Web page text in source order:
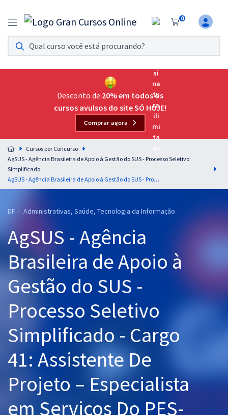
0
Assinatura Ilimitada 11
Acesso a todos os cursos. Teste grátis por 7 dias!
Assinatura OAB Até Passar
Acesso ilimitado a toda preparação para o Exame da
Residências Multiprofissionais
Preparação completa e intensiva para as principais
residências em saúde do Brasil
Concursos
Pós
Graduação
OAB
Mentorias
Questões grátis
Conteúdo gratuito
Aprovados
Desconto de 20% em todos os
cursos avulsos do site SÓ HOJE!
Comprar agora
Cursos por Concurso
AgSUS - Agência Brasileira de Apoio à Gestão do SUS - Processo Seletivo
Simplificado
AgSUS - Agência Brasileira de Apoio à Gestão do SUS - Processo Seletivo Simplificado - Cargo 41: Assistente De Projeto – Especialista em Serviços Do PES‐RD – Determinação Socioambiental
DF - Administrativas, Saúde, Tecnologia da Informação
AgSUS - Agência
Brasileira de Apoio à
Gestão do SUS -
Processo Seletivo
Simplificado - Cargo
41: Assistente De
Projeto – Especialista
em Serviços Do PES‐